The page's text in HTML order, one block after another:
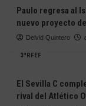
Paulo regresa al
nuevo proyecto
Deivid Quintero
3ªRFEF
El Sevilla C
rival del Atlético